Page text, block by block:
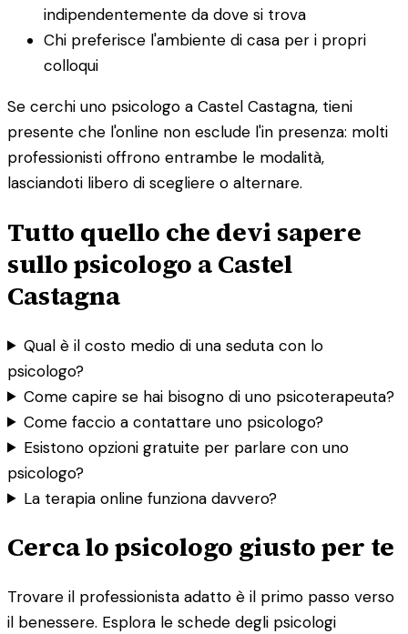
indipendentemente da dove si trova
Chi preferisce l'ambiente di casa per i propri
colloqui
Se cerchi uno psicologo a Castel Castagna, tieni
presente che l'online non esclude l'in presenza: molti
professionisti offrono entrambe le modalità,
lasciandoti libero di scegliere o alternare.
Tutto quello che devi sapere
sullo psicologo a Castel
Castagna
Qual è il costo medio di una seduta con lo
psicologo?
Come capire se hai bisogno di uno psicoterapeuta?
Come faccio a contattare uno psicologo?
Esistono opzioni gratuite per parlare con uno
psicologo?
La terapia online funziona davvero?
Cerca lo psicologo giusto per te
Trovare il professionista adatto è il primo passo verso
il benessere. Esplora le schede degli psicologi